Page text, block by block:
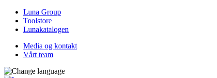
Luna Group
Toolstore
Lunakatalogen
Media og kontakt
Vårt team